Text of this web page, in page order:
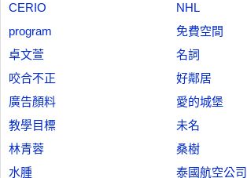
CERIO
NHL
program
免費空間
卓文萱
名詞
咬合不正
好鄰居
廣告顏料
愛的城堡
教學目標
未名
林青蓉
桑樹
水腫
泰國航空公司